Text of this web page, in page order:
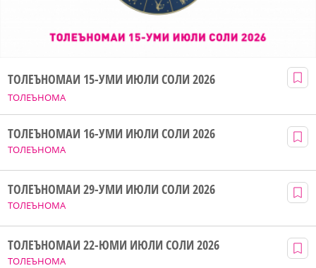
ТОЛЕЪНОМА
ТОЛЕЪНОМАИ 15-УМИ ИЮЛИ СОЛИ 2026
ТОЛЕЪНОМА
ТОЛЕЪНОМАИ 16-УМИ ИЮЛИ СОЛИ 2026
ТОЛЕЪНОМА
ТОЛЕЪНОМАИ 29-УМИ ИЮЛИ СОЛИ 2026
ТОЛЕЪНОМА
ТОЛЕЪНОМАИ 22-ЮМИ ИЮЛИ СОЛИ 2026